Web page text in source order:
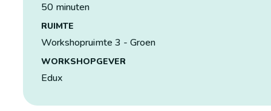
50 minuten
RUIMTE
Workshopruimte 3 - Groen
WORKSHOPGEVER
Edux